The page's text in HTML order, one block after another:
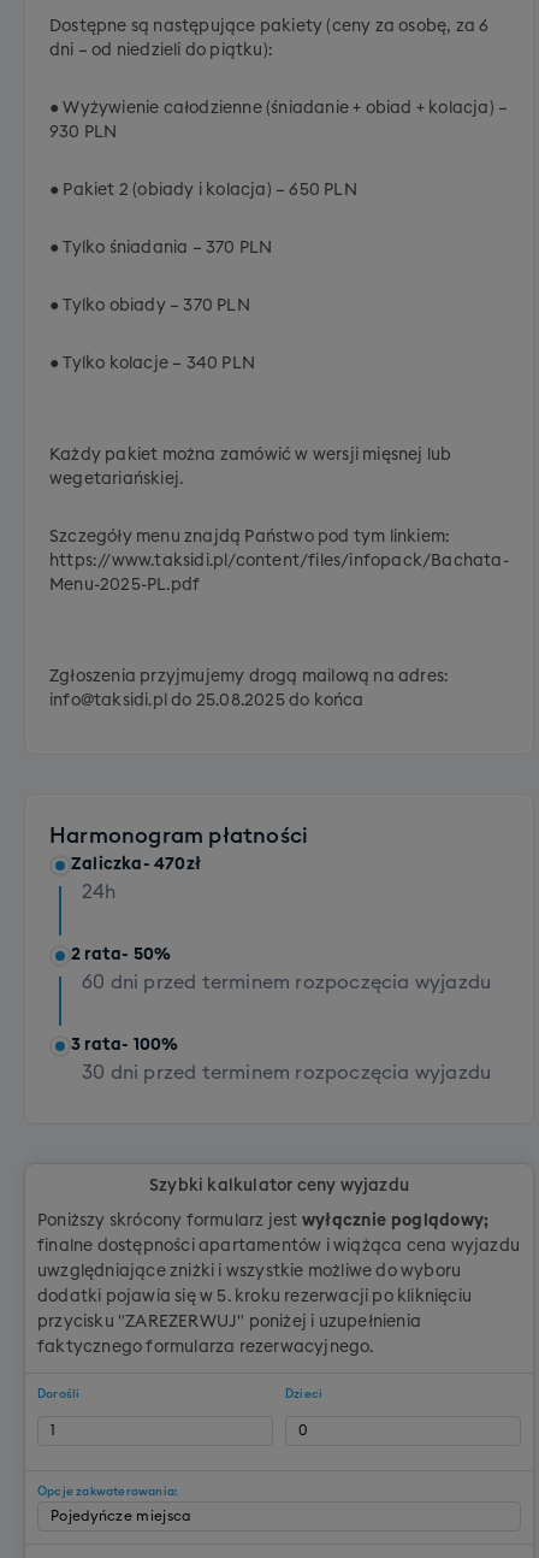
Dostępne są następujące pakiety (ceny za osobę, za 6
dni – od niedzieli do piątku):
● Wyżywienie całodzienne (śniadanie + obiad + kolacja) –
930 PLN
● Pakiet 2 (obiady i kolacja) – 650 PLN
● Tylko śniadania – 370 PLN
● Tylko obiady – 370 PLN
● Tylko kolacje – 340 PLN
Każdy pakiet można zamówić w wersji mięsnej lub
wegetariańskiej.
Szczegóły menu znajdą Państwo pod tym linkiem:
https://www.taksidi.pl/content/files/infopack/Bachata-
Menu-2025-PL.pdf
Zgłoszenia przyjmujemy drogą mailową na adres:
info@taksidi.pl do 25.08.2025 do końca
Harmonogram płatności
Zaliczka- 470zł
24h
2 rata- 50%
60 dni przed terminem rozpoczęcia wyjazdu
3 rata- 100%
30 dni przed terminem rozpoczęcia wyjazdu
Szybki kalkulator ceny wyjazdu
Poniższy skrócony formularz jest wyłącznie poglądowy;
finalne dostępności apartamentów i wiążąca cena wyjazdu
uwzględniające zniżki i wszystkie możliwe do wyboru
dodatki pojawia się w 5. kroku rezerwacji po kliknięciu
przycisku "ZAREZERWUJ" poniżej i uzupełnienia
faktycznego formularza rezerwacyjnego.
Dorośli Dzieci
Opcje zakwaterowania: